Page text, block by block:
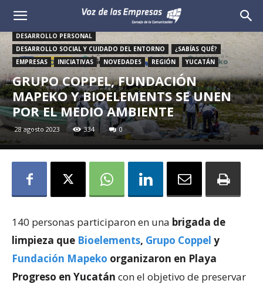
Voz
de
las
Empresas
DESARROLLO PERSONAL
DESARROLLO SOCIAL Y CUIDADO DEL ENTORNO
¿SABÍAS QUÉ?
EMPRESAS
INICIATIVAS NOVEDADES REGIÓN YUCATÁN
GRUPO COPPEL, FUNDACIÓN
MAPEKO Y BIOELEMENTS SE UNEN
POR EL MEDIO AMBIENTE
28 agosto 2023 334 0
140 personas participaron en una brigada de
limpieza que Bioelements, Grupo Coppel y
Fundación Mapeko organizaron en Playa
Progreso en Yucatán con el objetivo de preservar